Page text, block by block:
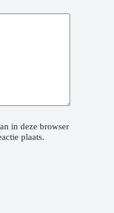
in deze browser
plaats.